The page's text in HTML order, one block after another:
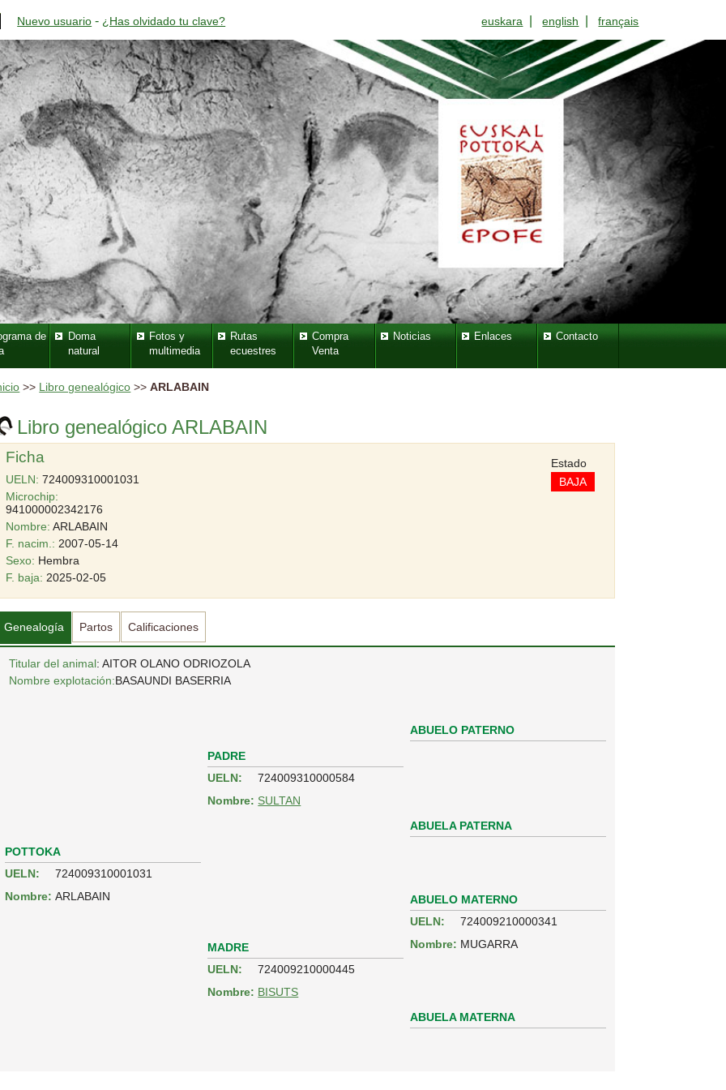
Nuevo usuario - ¿Has olvidado tu clave? euskara |english |français
de
Doma
natural
Fotos y
multimedia
Rutas
ecuestres
Compra
Venta
Noticias Enlaces Contacto
>> Libro genealógico >>ARLABAIN
Libro genealógico ARLABAIN
Ficha
UELN: 724009310001031
Microchip:
941000002342176
Nombre: ARLABAIN
F. nacim.: 2007-05-14
Sexo: Hembra
Estado
BAJA
F. baja: 2025-02-05
Genealogía Partos Calificaciones
Titular del animal: AITOR OLANO ODRIOZOLA
Nombre explotación:BASAUNDI BASERRIA
POTTOKA
UELN:
724009310001031
Nombre: ARLABAIN
PADRE
UELN:
724009310000584
Nombre: SULTAN
ABUELO PATERNO
ABUELA PATERNA
MADRE
UELN:
724009210000445
Nombre: BISUTS
ABUELO MATERNO
UELN:
724009210000341
Nombre: MUGARRA
ABUELA MATERNA